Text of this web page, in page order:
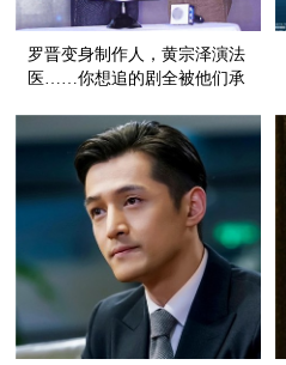
罗晋变身制作人，黄宗泽演法
医……你想追的剧全被他们承